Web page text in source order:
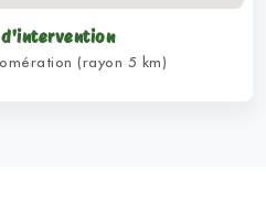
d'intervention
(rayon 5 km)